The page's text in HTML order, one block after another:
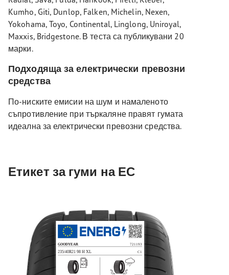
Kumho, Giti, Dunlop, Falken, Michelin, Nexen,
Yokohama, Toyo, Continental, Linglong, Uniroyal,
Maxxis, Bridgestone. В теста са публикувани 20
марки.
Подходяща за електрически превозни
средства
По-ниските емисии на шум и намаленото
съпротивление при търкаляне правят гумата
идеална за електрически превозни средства.
Етикет за гуми на ЕС